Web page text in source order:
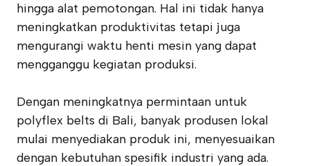
hingga alat pemotongan. Hal ini tidak hanya
meningkatkan produktivitas tetapi juga
mengurangi waktu henti mesin yang dapat
mengganggu kegiatan produksi.
Dengan meningkatnya permintaan untuk
polyflex belts di Bali, banyak produsen lokal
mulai menyediakan produk ini, menyesuaikan
dengan kebutuhan spesifik industri yang ada.